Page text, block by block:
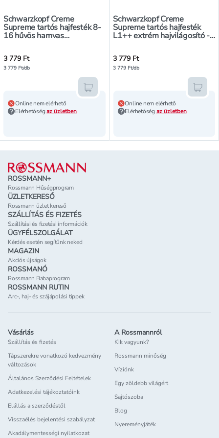
Schwarzkopf Creme
Supreme tartós hajfesték 8-
16 hűvös hamvas
3 779 Ft
3 779 Ft/db
Online nem elérhető
Elérhetőségaz üzletben
Kosárba teszem
Schwarzkopf Creme
Supreme tartós hajfesték
L1++ extrém hajvilágosító -
3 779 Ft
3 779 Ft/db
Online nem elérhető
Elérhetőség az üzletben
Lábléc
ROSSMANN+
Rossmann Hűségprogram
ÜZLETKERESŐ
Rossmann üzlet kereső
SZÁLLÍTÁS ÉS FIZETÉS
Szállítási és fizetési információk
ÜGYFÉLSZOLGÁLAT
Kérdés esetén segítünk neked
MAGAZIN
Akciós újságok
ROSSMANÓ
Rossmann Babaprogram
ROSSMANN RUTIN
Arc-, haj- és szájápolási tippek
Vásárlás
Szállítás és fizetés
Tápszerekre vonatkozó kedvezmény
változások
Általános Szerződési Feltételek
Adatkezelési tájékoztatóink
Elállás a szerződéstől
Visszaélés bejelentési szabályzat
Akadálymentességi nyilatkozat
A Rossmannról
Kik vagyunk?
Rossmann minőség
Víziónk
Egy zöldebb világért
Sajtószoba
Blog
Nyereményjáték